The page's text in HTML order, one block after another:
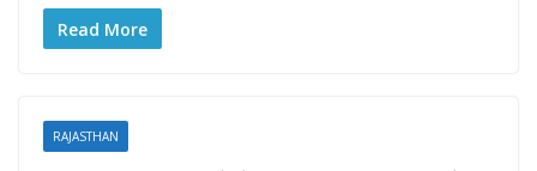
Read More
RAJASTHAN